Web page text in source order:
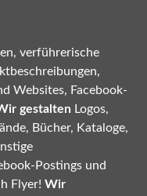
verführerische
Websites, Facebook-
gestalten Logos,
Bücher, Kataloge,
Postings und
Flyer! Wir